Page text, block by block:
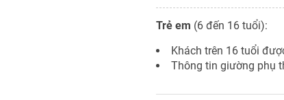
Trẻ em (6 đến 16 tuổi):
Khách trên 16 tuổi
Thông tin giường phụ